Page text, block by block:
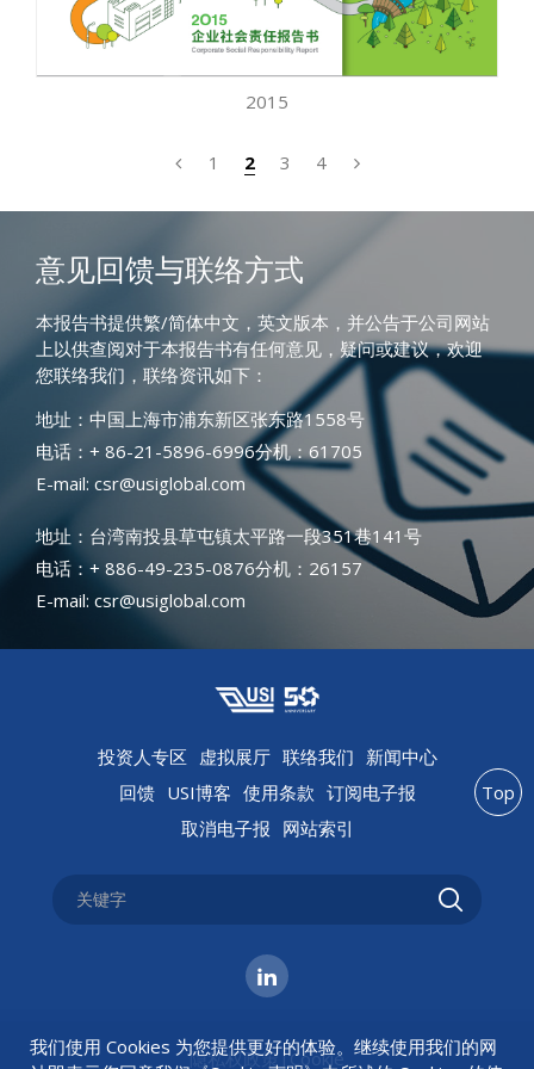
2015
1 2 3 4
意见回馈与联络方式
本报告书提供繁/简体中文，英文版本，并公告于公司网站
上以供查阅对于本报告书有任何意见，疑问或建议，欢迎
您联络我们，联络资讯如下：
地址：中国上海市浦东新区张东路1558号
电话：+ 86-21-5896-6996分机：61705
E-mail: csr@usiglobal.com
地址：台湾南投县草屯镇太平路一段351巷141号
电话：+ 886-49-235-0876分机：26157
E-mail: csr@usiglobal.com
投资人专区 虚拟展厅 联络我们 新闻中心
回馈 USI博客 使用条款 订阅电子报
取消电子报 网站索引
隐私权政策 |Cookie
Top
我们使用 Cookies 为您提供更好的体验。继续使用我们的网